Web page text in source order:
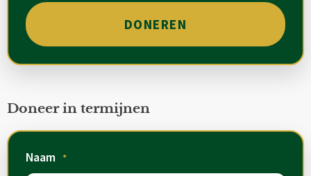
Doneer in termijnen
Naam *